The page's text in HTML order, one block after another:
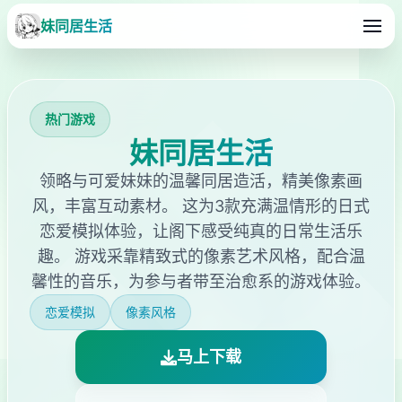
妹同居生活
热门游戏
妹同居生活
领略与可爱妹妹的温馨同居造活，精美像素画
风，丰富互动素材。 这为3款充满温情形的日式
恋爱模拟体验，让阁下感受纯真的日常生活乐
趣。 游戏采靠精致式的像素艺术风格，配合温
馨性的音乐，为参与者带至治愈系的游戏体验。
恋爱模拟 像素风格
马上下载